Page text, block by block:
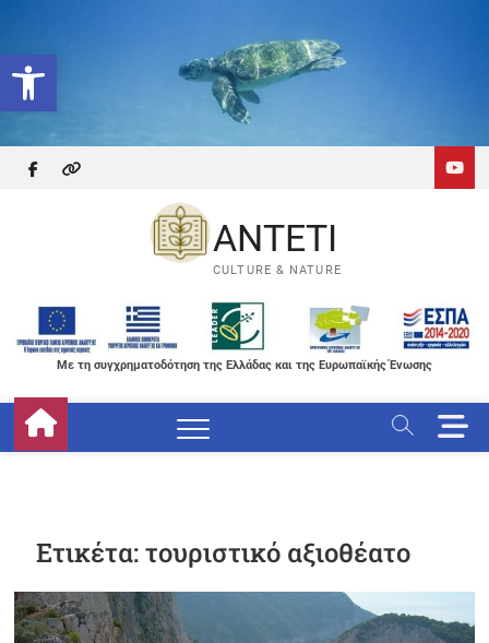
Ανοίξτε τη γραμμή εργαλείων
content
facebook
themefreesia
ANTETI
CULTURE & NATURE
Με τη συγχρηματοδότηση της Ελλάδας και της Ευρωπαϊκής Ένωσης
M
e
n
Ετικέτα:τουριστικό αξιοθέατο